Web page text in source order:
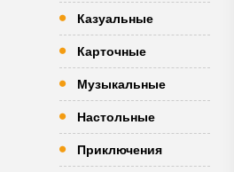
Казуальные
Карточные
Музыкальные
Настольные
Приключения